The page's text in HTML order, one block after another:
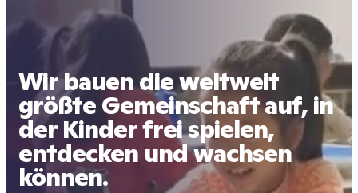
Wir bauen die weltweit
größte Gemeinschaft auf, in
der Kinder frei spielen,
entdecken und wachsen
können.